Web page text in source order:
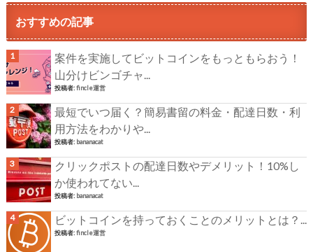
おすすめの記事
案件を実施してビットコインをもっともらおう！
山分けビンゴチャ...
投稿者:fincle運営
最短でいつ届く？簡易書留の料金・配達日数・利
用方法をわかりや...
投稿者: bananacat
クリックポストの配達日数やデメリット！10%し
か使われてない...
投稿者: bananacat
ビットコインを持っておくことのメリットとは？...
投稿者:fincle運営